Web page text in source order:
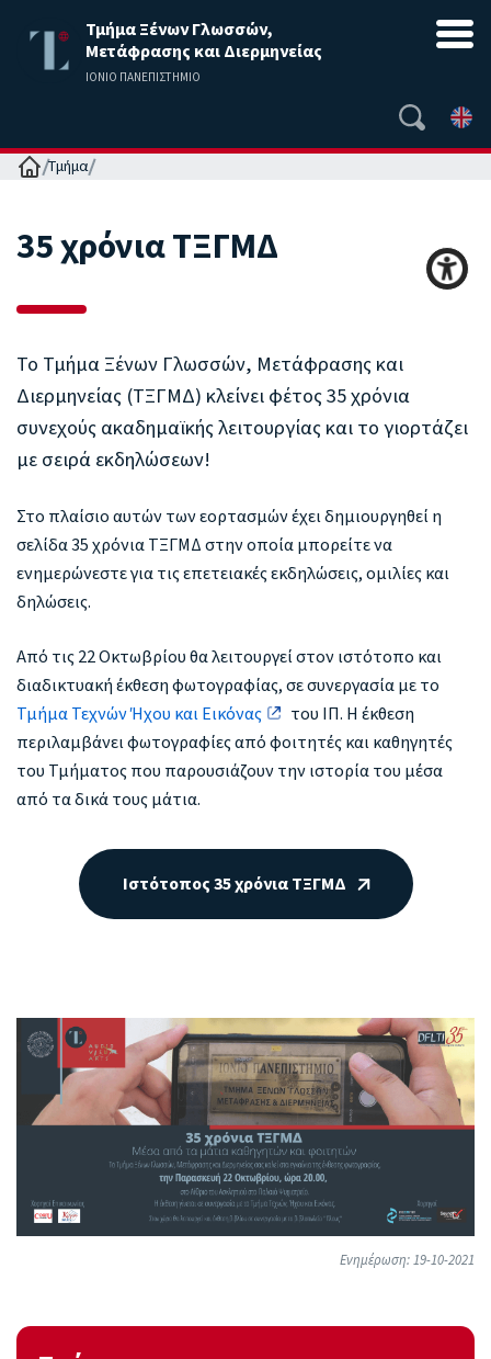
Τμήμα Ξένων Γλωσσών,
Μετάφρασης και Διερμηνείας
ΙΟΝΙΟ ΠΑΝΕΠΙΣΤΗΜΙΟ
Αρχική
Τμήμα
35 χρόνια ΤΞΓΜΔ
Το Τμήμα Ξένων Γλωσσών, Μετάφρασης και
Διερμηνείας (ΤΞΓΜΔ) κλείνει φέτος 35 χρόνια
συνεχούς ακαδημαϊκής λειτουργίας και το γιορτάζει
με σειρά εκδηλώσεων!
Στο πλαίσιο αυτών των εορτασμών έχει δημιουργηθεί η
σελίδα 35 χρόνια ΤΞΓΜΔ στην οποία μπορείτε να
ενημερώνεστε για τις επετειακές εκδηλώσεις, ομιλίες και
δηλώσεις.
Από τις 22 Οκτωβρίου θα λειτουργεί στον ιστότοπο και
διαδικτυακή έκθεση φωτογραφίας, σε συνεργασία με το
Τμήμα Τεχνών Ήχου και Εικόνας
του ΙΠ. Η έκθεση
περιλαμβάνει φωτογραφίες από φοιτητές και καθηγητές
του Τμήματος που παρουσιάζουν την ιστορία του μέσα
από τα δικά τους μάτια.
Ιστότοπος 35 χρόνια ΤΞΓΜΔ
Ενημέρωση: 19-10-2021